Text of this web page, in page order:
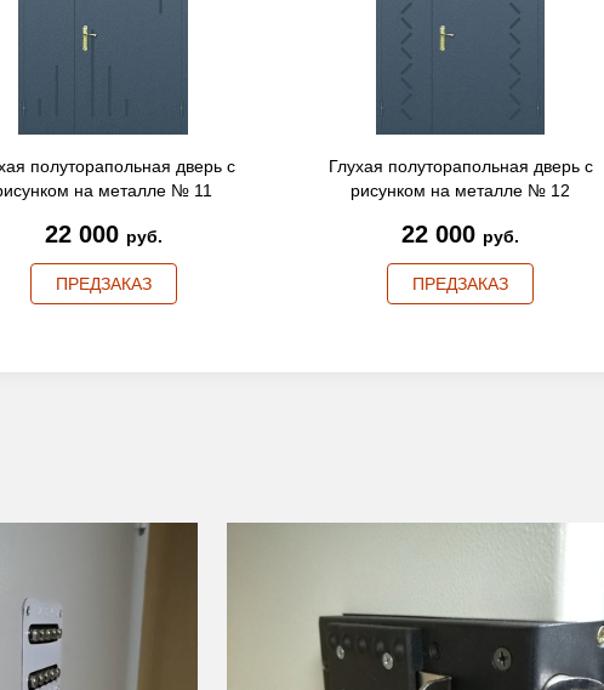
полуторапольная дверь с
на металле № 11
22 000 руб.
ПРЕДЗАКАЗ
Глухая полуторапольная дверь с
рисунком на металле № 12
22 000 руб.
ПРЕДЗАКАЗ